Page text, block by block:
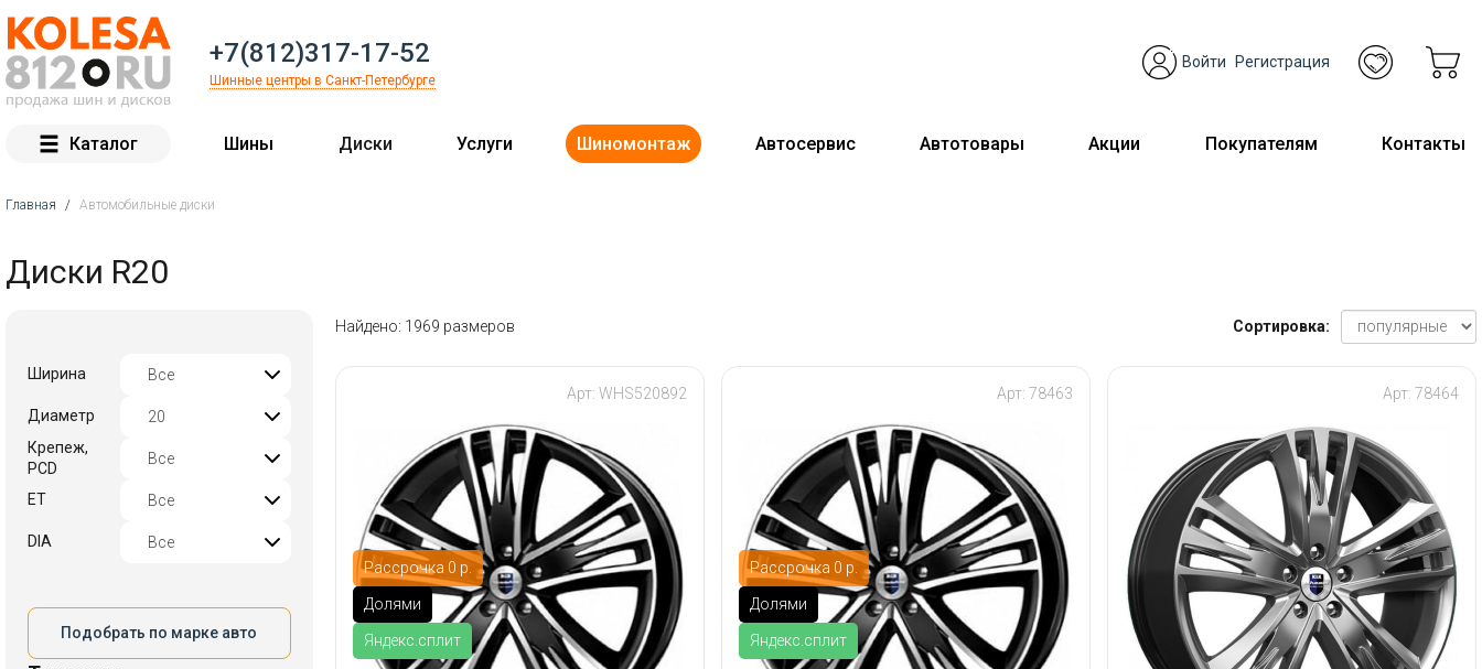
+7(812)317-17-52
Шинные центры в Санкт-Петербурге
Войти Регистрация
Каталог Шины Диски Услуги Шиномонтаж Автосервис Автотовары Акции Покупателям Контакты
Главная / Автомобильные диски
Диски R20
Ширина
Диаметр
Крепеж,
PCD
ET
DIA
Подобрать по марке авто
Найдено: 1969 размеров Сортировка:
Рассрочка 0 р.
Долями
Яндекс.сплит
Арт: WHS520892
Рассрочка 0 р.
Долями
Яндекс.сплит
Арт: 78463 Арт: 78464